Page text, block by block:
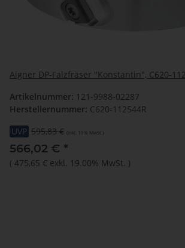
Aigner DP-Falzfräser "Konstantin", C620-
Artikelnummer: 121-9988-02287
Herstellernummer: C620-112544R
UVP 595,83 € (inkl. 19% MwSt.)
566,02 € *
( 475,65 € exkl. 19.00% MwSt. )